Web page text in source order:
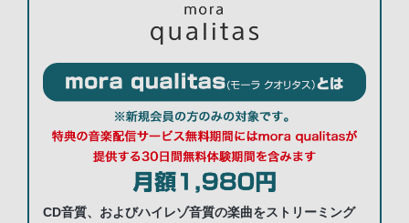
CD音質、およびハイレゾ音質の楽曲をストリーミング